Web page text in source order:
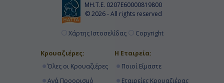
ΜΗ.Τ.Ε. 0207Ε60000819800
© 2026 - All rights reserved
Χάρτης Ιστοσελίδας Copyright
Κρουαζιέρες:
Όλες οι Κρουαζιέρες
Ανά Προορισμό
Η Εταιρεία:
Ποιοί Είμαστε
Εταιρείες Κρουαζιέρας